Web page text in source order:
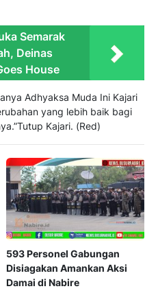
Semarak
Deinas
House
Adhyaksa Muda Ini Kajari
yang lebih baik bagi
Kajari. (Red)
593 Personel Gabungan
Disiagakan Amankan Aksi
Damai di Nabire